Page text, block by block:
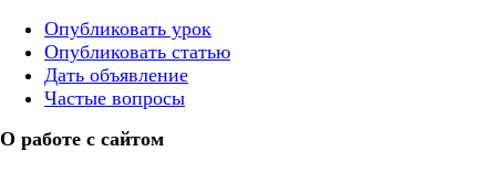
Опубликовать урок
Опубликовать статью
Дать объявление
Частые вопросы
О работе с сайтом